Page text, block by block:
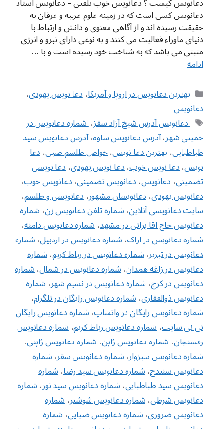
دعانویس کسی است که در زمینه علوم غریبه و عرفان به
حقیقت رسیده اند و از آگاهی معنوی و دانش و ارتباط با
دنیای ماوراء فعالیت می کنند و به نوعی دارای نیرو و انرژی
مثبتی می باشد که به شناخت خود رسیده است و با …
ادامه
دسته‌ها
بهترین دعانویس در اروپا و آمریکا،دعا نویس یهودی،
دعانویس
برچسب‌ها
‌ دعانویس آدرس شیخ آزاد سقز،‌ شماره دعانویس در
خمینی شهر،آدرس دعانویس ساوه،آدرس دعانویس سید
طباطبایی،بهترین دعا نویس،خواص طلسم صبی،دعا
نویس،دعا نویس خوب،دعا نویس یهودی،دعا نویسی
تضمینی،دعانویس،دعانویس تضمینی،دعانویس خوب،
دعانویس یهودی،دعانویسان مشهور،دعانویسی و طلسم،
سایت دعانویسی آنلاین،شماره تلفن دعانویس زن،‌شماره
دعانویس حاج اقا براتی در مشهد،شماره دعانویس دامنه،
شماره دعانویس در اراک،شماره دعانویس در اردبیل،شماره
دعانویس در تبریز،شماره دعانویس در رباط کریم،شماره
دعانویس در زاغه همدان،شماره دعانویس در شمال،شماره
دعانویس در کرج،شماره دعانویس در نسیم شهر،شماره
دعانویس ذوالفقاری،شماره دعانویس رایگان در تلگرام،
شماره دعانویس رایگان در واتساپ،شماره دعانویس رایگان
نی نی سایت،شماره دعانویس رباط کریم،شماره دعانویس
رفسنجان،شماره دعانویس ژاپن،شماره دعانویس ژاپنی،
شماره دعانویس سبزوار،شماره دعانویس سقز،شماره
دعانویس سنندج،شماره دعانویس سید رضا،شماره
دعانویس سید طباطبایی،شماره دعانویس سید نور،شماره
دعانویس شرطی،شماره دعانویس شوشتر،شماره
دعانویس ضروری،شماره دعانویس ضیایی،شماره